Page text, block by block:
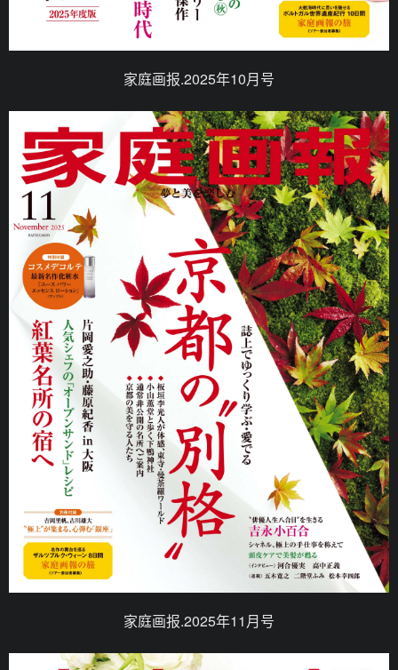
家庭画报.2025年10月号
家庭画报.2025年11月号